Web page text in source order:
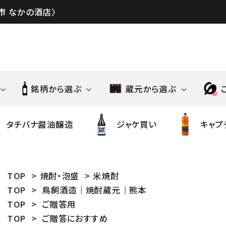
なかの酒店〉
ニッポンの和りきゅーる
銘柄から選ぶ
シンツチダ
蔵元から選ぶ
曙酒造
高良酒造
タチバナ醤油醸造 ジャケ買い キャ
TOP > 焼酎・泡盛 > 米焼酎
TOP > 鳥飼酒造│焼酎蔵元│熊本
TOP > ご贈答用
TOP > ご贈答におすすめ